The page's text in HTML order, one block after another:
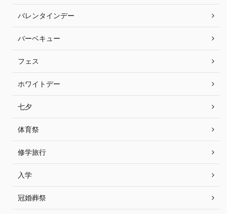
バレンタインデー
バーベキュー
フェス
ホワイトデー
七夕
体育祭
修学旅行
入学
冠婚葬祭